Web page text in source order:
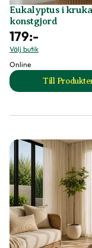
Eukalyptus i
konstgjord
179:-
Välj butik
Online
Till
till